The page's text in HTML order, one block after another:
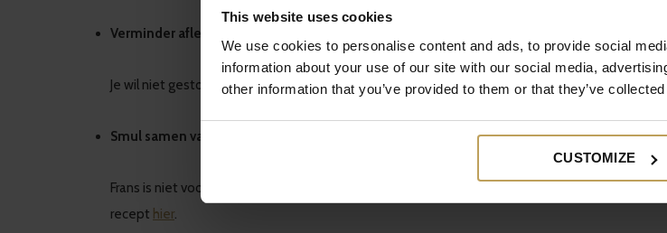
This website uses cookies
We use cookies to personalise content and ads, to provide social
information about your use of our site with our social media,
other information that you’ve provided to them or that they’ve
CUSTOMIZE
Verminder afleidingen
Je wil niet gestoord worden tijdens jullie romantische diner, dus zet die telefoon uit! Neem de
Smul samen van een sexy toetje
Frans is niet voor niets de taal van de liefde! Deze Franse macarons de l’amour met
recept hier.